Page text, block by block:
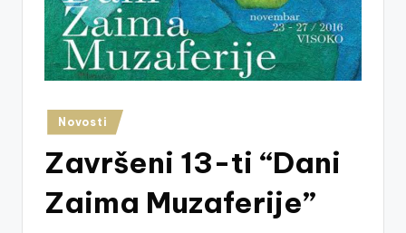
Posted
in
Novosti
Završeni 13-ti “Dani
Zaima Muzaferije”